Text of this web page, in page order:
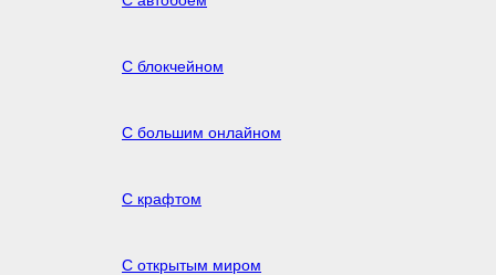
С блокчейном
С большим онлайном
С крафтом
С открытым миром